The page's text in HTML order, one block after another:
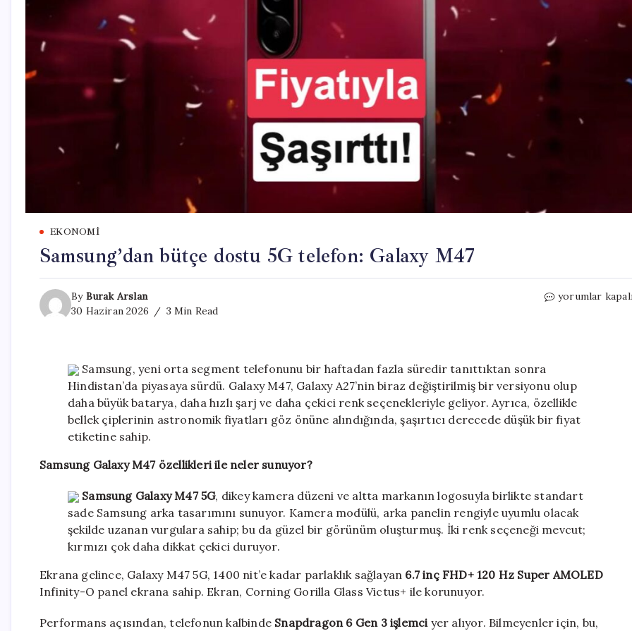
EKONOMI
Samsung’dan bütçe dostu 5G telefon: Galaxy M47
By Burak Arslan
30 Haziran 2026
3 Min Read
Samsung’dan
M47
için
yorumlar
Samsung, yeni orta segment telefonunu bir haftadan fazla süredir tanıttıktan sonra
Hindistan’da piyasaya sürdü. Galaxy M47, Galaxy A27’nin biraz değiştirilmiş bir versiyonu olup
daha büyük batarya, daha hızlı şarj ve daha çekici renk seçenekleriyle geliyor. Ayrıca, özellikle
bellek çiplerinin astronomik fiyatları göz önüne alındığında, şaşırtıcı derecede düşük bir fiyat
etiketine sahip.
Samsung Galaxy M47 özellikleri ile neler sunuyor?
Samsung Galaxy M47 5G, dikey kamera düzeni ve altta markanın logosuyla birlikte standart
sade Samsung arka tasarımını sunuyor. Kamera modülü, arka panelin rengiyle uyumlu olacak
şekilde uzanan vurgulara sahip; bu da güzel bir görünüm oluşturmuş. İki renk seçeneği mevcut;
kırmızı çok daha dikkat çekici duruyor.
Ekrana gelince, Galaxy M47 5G, 1400 nit’e kadar parlaklık sağlayan 6.7 inç FHD+ 120 Hz Super AMOLED
Infinity-O panel ekrana sahip. Ekran, Corning Gorilla Glass Victus+ ile korunuyor.
Performans açısından, telefonun kalbinde Snapdragon 6 Gen 3 işlemci yer alıyor. Bilmeyenler için, bu,